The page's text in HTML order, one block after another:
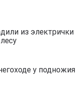
из электрички
у подножия